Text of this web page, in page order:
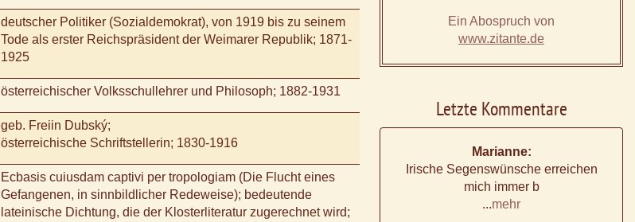
deutscher Politiker (Sozialdemokrat), von 1919 bis zu seinem
Tode als erster Reichspräsident der Weimarer Republik; 1871-
1925
österreichischer Volksschullehrer und Philosoph; 1882-1931
geb. Freiin Dubský;
österreichische Schriftstellerin; 1830-1916
Ecbasis cuiusdam captivi per tropologiam (Die Flucht eines
Gefangenen, in sinnbildlicher Redeweise); bedeutende
lateinische Dichtung, die der Klosterliteratur zugerechnet wird;
Ein Abospruch von
www.zitante.de
Letzte Kommentare
Marianne:
Irische Segenswünsche erreichen
mich immer b
...mehr